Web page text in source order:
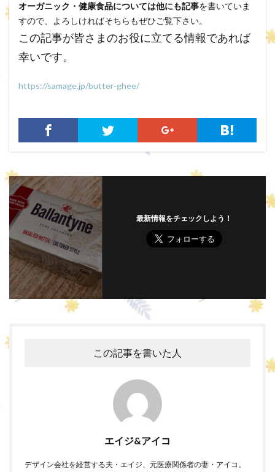
オーガニック・健康食品については他にも記事を書いていま
すので、よろしければそちらもぜひご覧下さい。
この記事が皆さまのお役に立てる情報であれば
幸いです。
https://samage.jp/butter-ghee/
最新情報をチェックしよう！
この記事を書いた人
エイジ&アイコ
デザイン会社を経営する夫・エイジ、元医療関係者の妻・アイコ。